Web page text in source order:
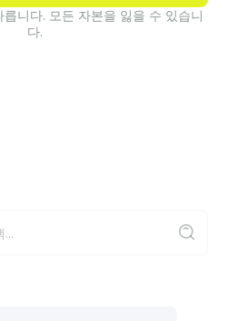
니다. 모든 자본을 잃을 수 있습니
다.